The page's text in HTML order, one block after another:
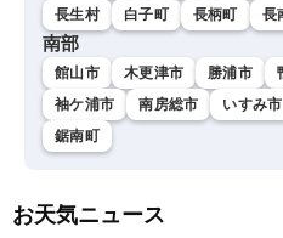
長生村
白子町 長柄町 長
南部
館山市 木更津市 勝浦市
袖ケ浦市
南房総市 いすみ市
鋸南町
お天気ニュース